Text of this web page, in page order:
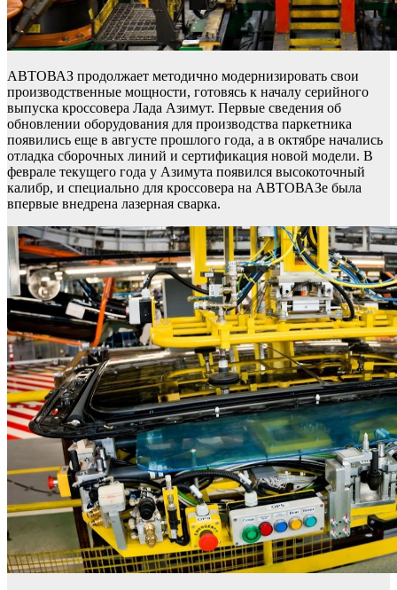
АВТОВАЗ продолжает методично модернизировать свои
производственные мощности, готовясь к началу серийного
выпуска кроссовера Лада Азимут. Первые сведения об
обновлении оборудования для производства паркетника
появились еще в августе прошлого года, а в октябре начались
отладка сборочных линий и сертификация новой модели. В
феврале текущего года у Азимута появился высокоточный
калибр, и специально для кроссовера на АВТОВАЗе была
впервые внедрена лазерная сварка.